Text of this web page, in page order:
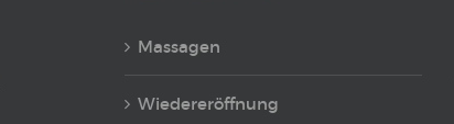
Massagen
Wiedereröffnung